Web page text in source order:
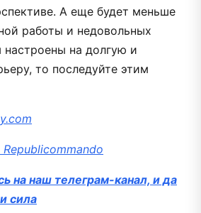
А еще будет меньше
работы и недовольных
настроены на долгую и
то последуйте этим
на наш телеграм-канал, и да
сила